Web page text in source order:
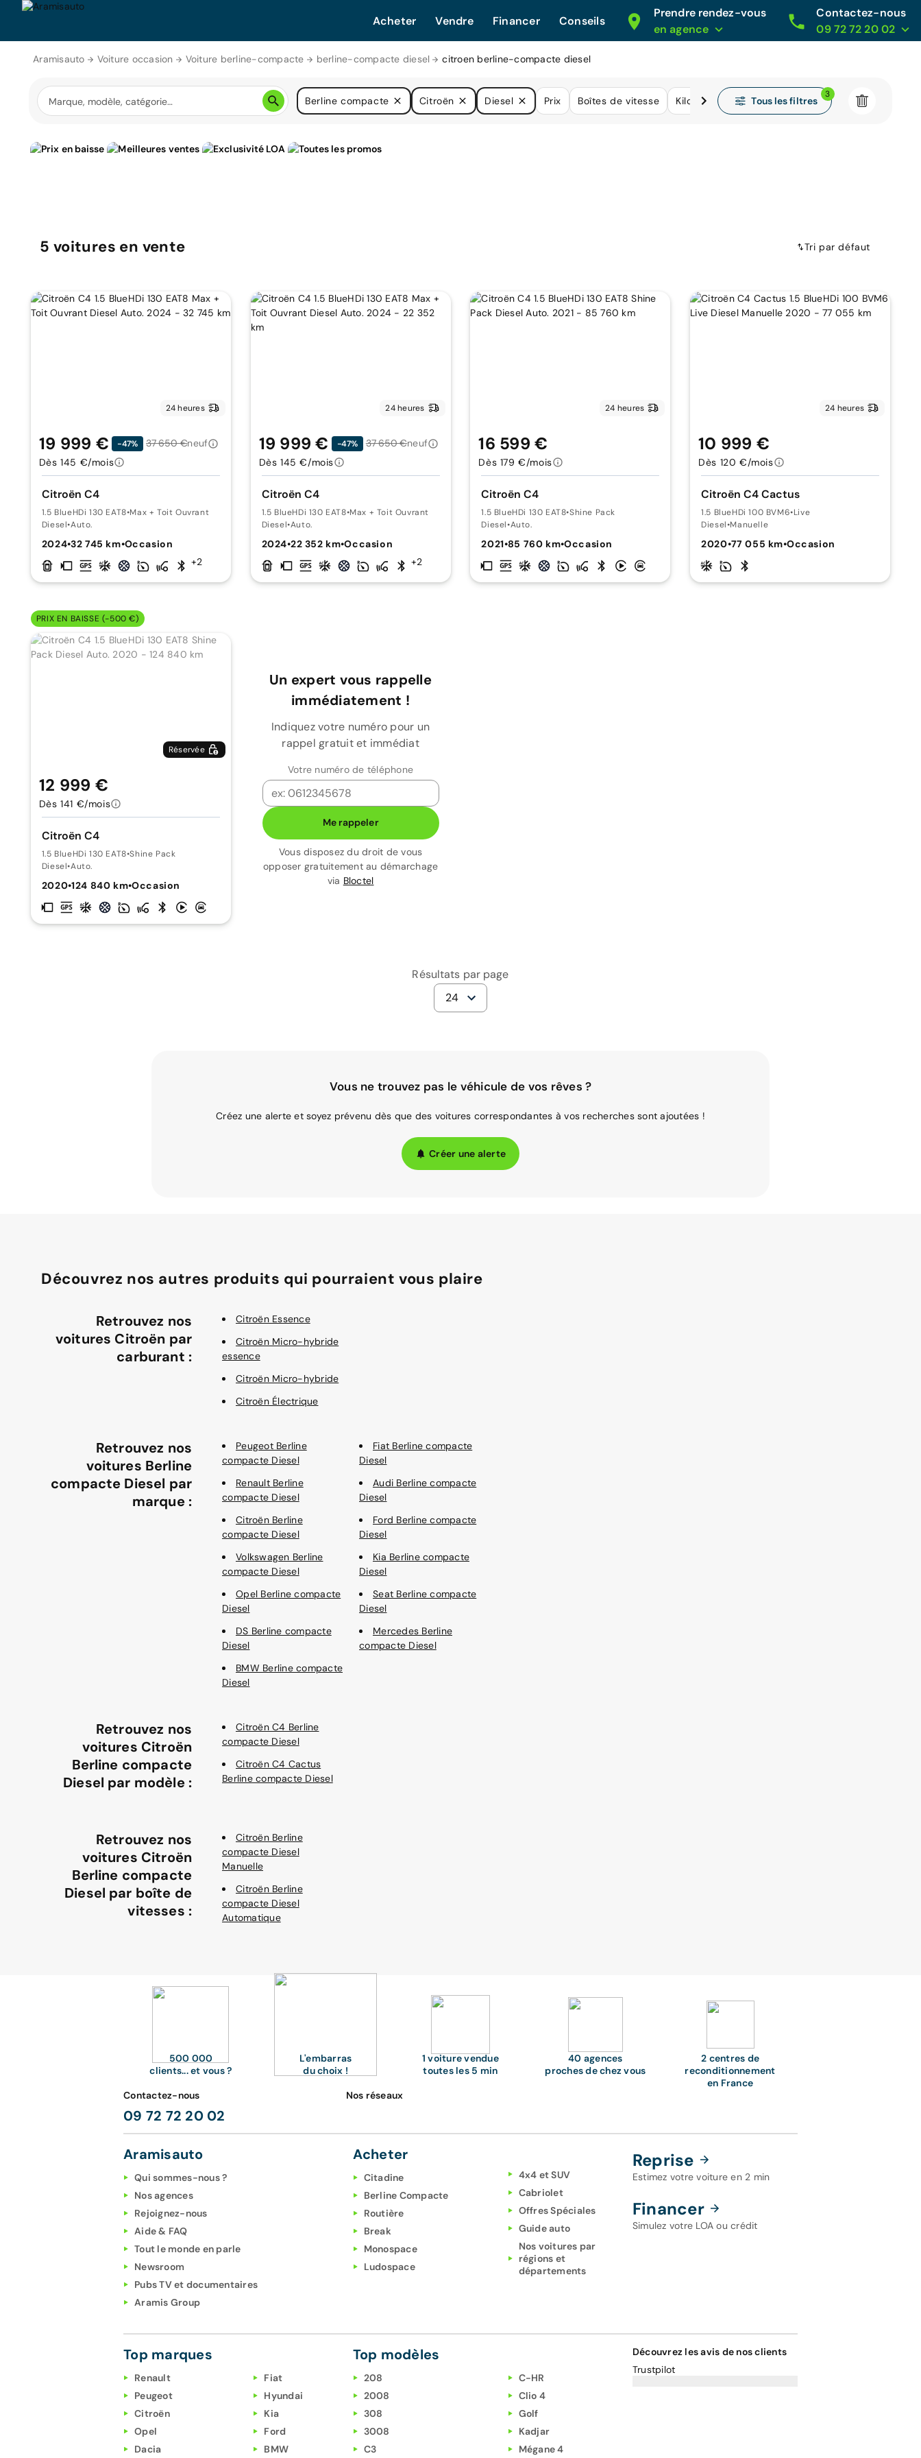
Acheter Vendre Financer Conseils
Prendre rendez-vous
en agence
Contactez-nous
09 72 72 20 02
Aramisauto Voiture occasion Voiture berline-compacte berline-compacte diesel citroen berline-compacte diesel
Berline compacte Citroën Diesel Prix Boîtes de vitesse Kilométrage Tous les filtres
3
5 voitures en vente Tri par défaut
24 heures
Citroën C4
1.5 BlueHDi 130 EAT8•Max + Toit Ouvrant
Diesel•Auto.
2024•32 745 km•Occasion
+2
19 999 € -47% 37 650 €neuf
Dès 145 €/mois
24 heures
Citroën C4
1.5 BlueHDi 130 EAT8•Max + Toit Ouvrant
Diesel•Auto.
2024•22 352 km•Occasion
+2
19 999 € -47% 37 650 €neuf
Dès 145 €/mois
24 heures
Citroën C4
1.5 BlueHDi 130 EAT8•Shine Pack
Diesel•Auto.
2021•85 760 km•Occasion
16 599 €
Dès 179 €/mois
24 heures
Citroën C4 Cactus
1.5 BlueHDi 100 BVM6•Live
Diesel•Manuelle
2020•77 055 km•Occasion
10 999 €
Dès 120 €/mois
PRIX EN BAISSE (-500 €)
Réservée
Citroën C4
1.5 BlueHDi 130 EAT8•Shine Pack
Diesel•Auto.
2020•124 840 km•Occasion
12 999 €
Dès 141 €/mois
Un expert vous rappelle
immédiatement !
Indiquez votre numéro pour un
rappel gratuit et immédiat
Votre numéro de téléphone
Me rappeler
Vous disposez du droit de vous
opposer gratuitement au démarchage
via Bloctel
Résultats par page
24
Vous ne trouvez pas le véhicule de vos rêves ?
Créez une alerte et soyez prévenu dès que des voitures correspondantes à vos recherches sont ajoutées !
Créer une alerte
Découvrez nos autres produits qui pourraient vous plaire
Retrouvez nos
voitures Citroën par
carburant :
Citroën Essence
Citroën Micro-hybride
essence
Citroën Micro-hybride
Citroën Électrique
Retrouvez nos
voitures Berline
compacte Diesel par
marque :
Peugeot Berline
compacte Diesel
Renault Berline
compacte Diesel
Citroën Berline
compacte Diesel
Volkswagen Berline
compacte Diesel
Opel Berline compacte
Diesel
DS Berline compacte
Diesel
BMW Berline compacte
Diesel
Fiat Berline compacte
Diesel
Audi Berline compacte
Diesel
Ford Berline compacte
Diesel
Kia Berline compacte
Diesel
Seat Berline compacte
Diesel
Mercedes Berline
compacte Diesel
Retrouvez nos
voitures Citroën
Berline compacte
Diesel par modèle :
Citroën C4 Berline
compacte Diesel
Citroën C4 Cactus
Berline compacte Diesel
Retrouvez nos
voitures Citroën
Berline compacte
Diesel par boîte de
vitesses :
Citroën Berline
compacte Diesel
Manuelle
Citroën Berline
compacte Diesel
Automatique
500 000
clients... et vous ?
L'embarras
du choix !
1 voiture vendue
toutes les 5 min
40 agences
proches de chez vous
2 centres de
reconditionnement
en France
Contactez-nous
09 72 72 20 02
Nos réseaux
Aramisauto
Qui sommes-nous ?
Nos agences
Rejoignez-nous
Aide & FAQ
Tout le monde en parle
Newsroom
Pubs TV et documentaires
Aramis Group
Acheter
Citadine
Berline Compacte
Routière
Break
Monospace
Ludospace
4x4 et SUV
Cabriolet
Offres Spéciales
Guide auto
Nos voitures par
régions et
départements
Reprise
Estimez votre voiture en 2 min
Financer
Simulez votre LOA ou crédit
Top marques
Renault
Peugeot
Citroën
Opel
Dacia
Fiat
Hyundai
Kia
Ford
BMW
Top modèles
208
2008
308
3008
C3
C-HR
Clio 4
Golf
Kadjar
Mégane 4
Découvrez les avis de nos clients
Trustpilot